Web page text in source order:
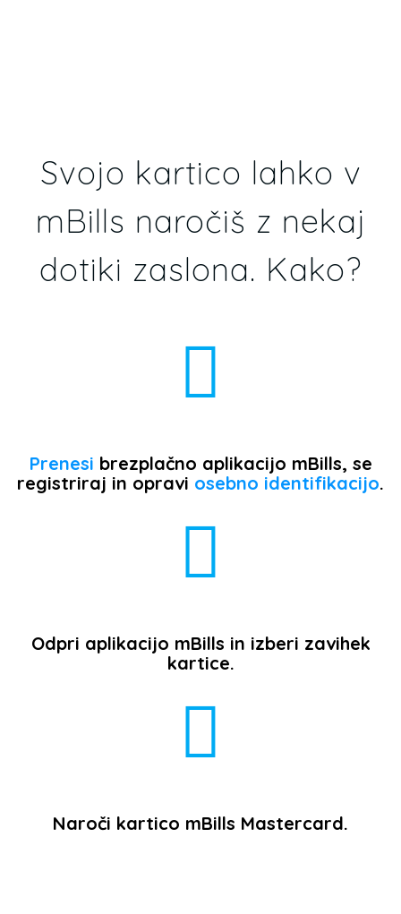
Svojo kartico lahko v
mBills naročiš z nekaj
dotiki zaslona. Kako?
Prenesi brezplačno aplikacijo mBills, se
registriraj in opravi osebno identifikacijo.
Odpri aplikacijo mBills in izberi zavihek
kartice.
Naroči kartico mBills Mastercard.